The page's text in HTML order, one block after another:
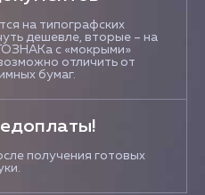
на типографских
дешевле, вторые – на
с «мокрыми»
отличить от
бумаг.
получения готовых